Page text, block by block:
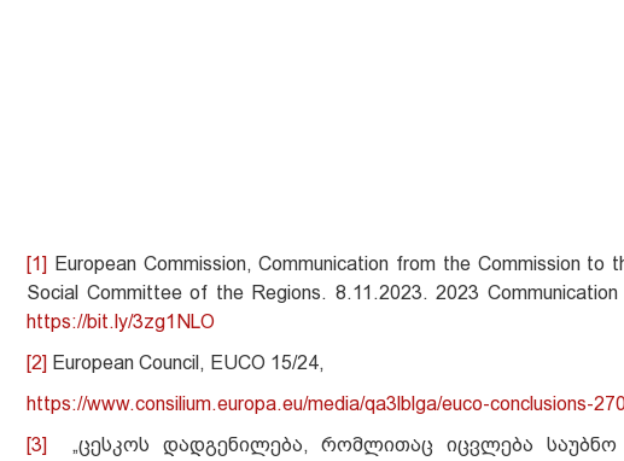
[1]
European Commission, Communication from the Commission
Social Committee of the Regions. 8.11.2023. 2023
https://bit.ly/3zg1NLO
[2] European Council, EUCO 15/24,
https://www.consilium.europa.eu/media/qa3lblga/euco-conclusions-
[3]
„ცესკოს დადგენილება, რომლითაც იცვლება საუბნო